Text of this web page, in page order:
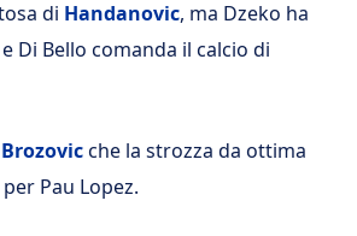
di Handanovic, ma Dzeko ha
Di Bello comanda il calcio di
Brozovicche la strozza da ottima
Pau Lopez.